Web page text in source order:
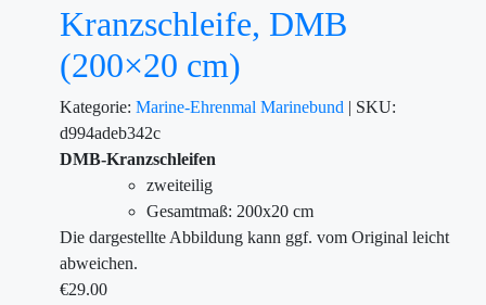
Kranzschleife, DMB
(200×20 cm)
Kategorie: Marine-Ehrenmal Marinebund | SKU:
d994adeb342c
DMB-Kranzschleifen
zweiteilig
Gesamtmaß: 200x20 cm
Die dargestellte Abbildung kann ggf. vom Original leicht
abweichen.
€29.00